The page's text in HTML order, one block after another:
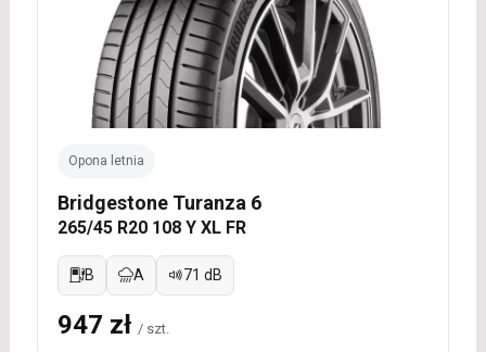
Opona letnia
Bridgestone Turanza 6
265/45 R20 108 Y XL FR
B A 71 dB
947 zł / szt.